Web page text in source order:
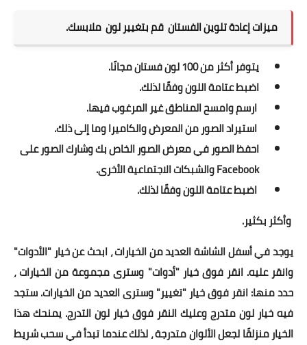
ميزات إعادة تلوين الفستان قم بتغيير لون ملابسك.
يتوفر أكثر من 100 لون فستان مجانًا.
اضبط عتامة اللون وفقًا لذلك.
ارسم وامسح المناطق غير المرغوب فيها.
استيراد الصور من المعرض والكاميرا وما إلى ذلك.
احفظ الصور في معرض الصور الخاص بك وشارك الصور على
Facebook والشبكات الاجتماعية الأخرى.
اضبط عتامة اللون وفقًا لذلك.
وأكثر بكثير.
يوجد في أسفل الشاشة العديد من الخيارات ، ابحث عن خيار "الأدوات"
وانقر عليه. انقر فوق خيار "أدوات" وسترى مجموعة من الخيارات ،
حدد منها: انقر فوق خيار "تغيير" وسترى العديد من الخيارات. ستجد
فيه خيار لون متدرج وعليك النقر فوق خيار لون التدرج. يمنحك هذا
الخيار منزلقًا لجعل الألوان متدرجة ، لذلك عندما تبدأ في سحب شريط